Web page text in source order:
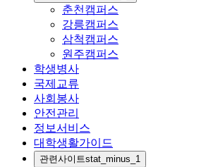
춘천캠퍼스
강릉캠퍼스
삼척캠퍼스
원주캠퍼스
학생병사
국제교류
사회봉사
안전관리
정보서비스
대학생활가이드
관련사이트stat_minus_1